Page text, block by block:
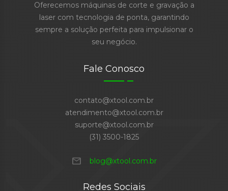
Oferecemos máquinas de corte e gravação a
laser com tecnologia de ponta, garantindo
sempre a solução perfeita para impulsionar o
seu negócio.
Fale Conosco
contato@xtool.com.br
atendimento@xtool.com.br
suporte@xtool.com.br
(31) 3500-1825
mail blog@xtool.com.br
Redes Sociais